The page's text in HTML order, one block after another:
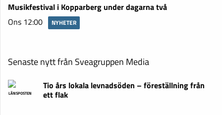
Musikfestival i Kopparberg under dagarna två
Ons 12:00
NYHETER
Senaste nytt från Sveagruppen Media
LÄNSPOSTEN
Tio års lokala levnadsöden – föreställning från
ett flak